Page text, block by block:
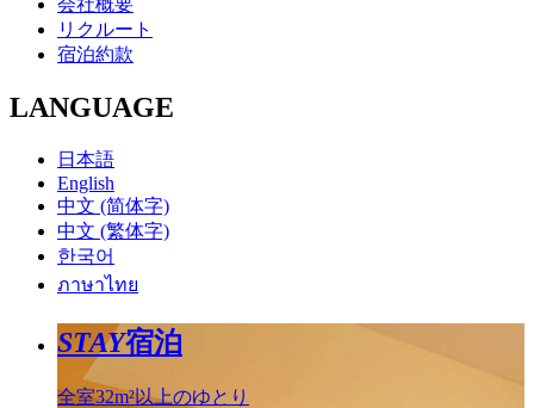
会社概要
リクルート
宿泊約款
LANGUAGE
日本語
English
中文 (简体字)
中文 (繁体字)
한국어
ภาษาไทย
STAY宿泊
全室32m²以上のゆとり